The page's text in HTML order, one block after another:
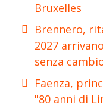
Bruxelles
Brennero,
2027
senza
Faenza,
"80 anni di